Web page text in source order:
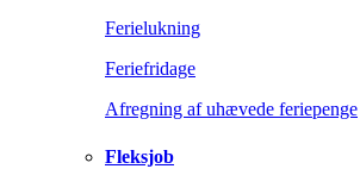
Ferielukning
Feriefridage
Afregning af uhævede feriepenge
Fleksjob